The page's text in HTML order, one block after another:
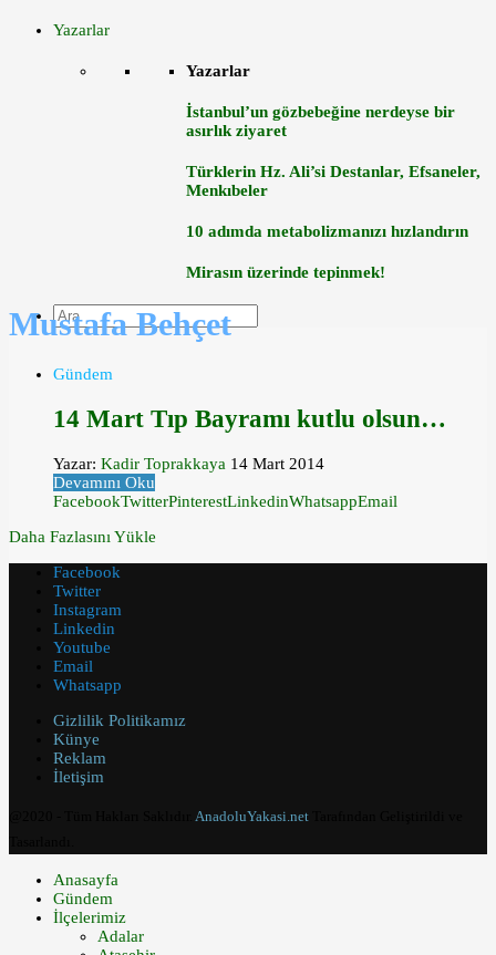
Yazarlar
Yazarlar
İstanbul’un gözbebeğine nerdeyse bir
asırlık ziyaret
Türklerin Hz. Ali’si Destanlar, Efsaneler,
Menkıbeler
10 adımda metabolizmanızı hızlandırın
Mirasın üzerinde tepinmek!
Mustafa Behçet
Gündem
14 Mart Tıp Bayramı kutlu olsun…
Yazar: Kadir Toprakkaya 14 Mart 2014
Devamını Oku
FacebookTwitterPinterestLinkedinWhatsappEmail
Daha Fazlasını Yükle
Facebook
Twitter
Instagram
Linkedin
Youtube
Email
Whatsapp
Gizlilik Politikamız
Künye
Reklam
İletişim
AnadoluYakasi.net
Anasayfa
Gündem
İlçelerimiz
Adalar